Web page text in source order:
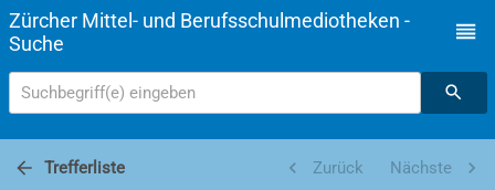
Zürcher Mittel- und Berufsschulmediotheken -
Suche
Suchbegriff(e) eingeben
Trefferliste Zurück Nächste